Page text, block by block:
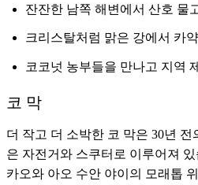
잔잔한 남쪽 해변에서 산호 물
크리스탈처럼 맑은 강에서 카
코코넛 농부들을 만나고 지역
코 막
더 작고 더 소박한 코 막은 30년
은 자전거와 스쿠터로 이루어져
카오와 아오 수안 야이의 모래톱